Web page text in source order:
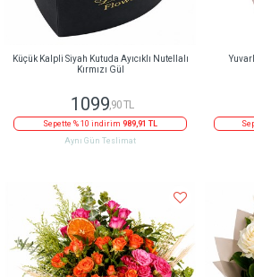
Küçük Kalpli Siyah Kutuda Ayıcıklı Nutellalı
Kırmızı Gül
1099 ,90 TL
Sepette % 10 indirim 989,91 TL
Aynı Gün Teslimat